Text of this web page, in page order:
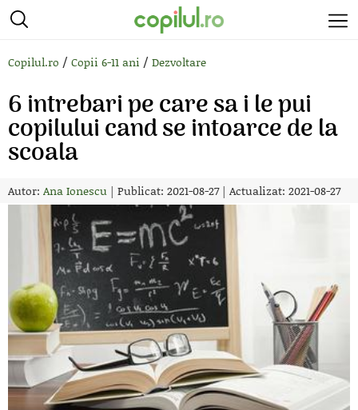
Copilul.ro / Copii 6-11 ani / Dezvoltare
6 intrebari pe care sa i le pui
copilului cand se intoarce de la
scoala
Autor: Ana Ionescu | Publicat: 2021-08-27| Actualizat: 2021-08-27